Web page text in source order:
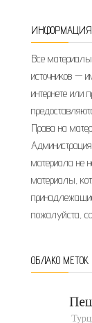
ИНФОРМАЦИЯ
Все
источников —
интернете или
Права на
материала не
материалы,
пожалуйста,
ОБЛАКО МЕТОК